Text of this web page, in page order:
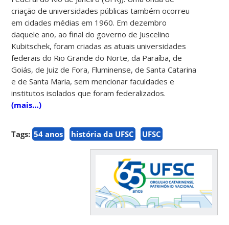
criação de universidades públicas também ocorreu
em cidades médias em 1960. Em dezembro
daquele ano, ao final do governo de Juscelino
Kubitschek, foram criadas as atuais universidades
federais do Rio Grande do Norte, da Paraíba, de
Goiás, de Juiz de Fora, Fluminense, de Santa Catarina
e de Santa Maria, sem mencionar faculdades e
institutos isolados que foram federalizados.
(mais…)
Tags: 54 anos história da UFSC UFSC